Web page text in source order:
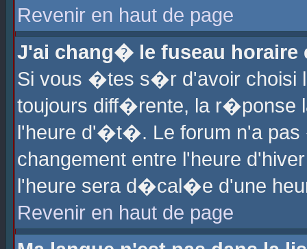
Revenir en haut de page
J'ai chang� le fuseau horaire
Si vous �tes s�r d'avoir choisi
toujours diff�rente, la r�ponse
l'heure d'�t�. Le forum n'a
changement entre l'heure
l'heure sera d�cal�e d'une
Revenir en haut de page